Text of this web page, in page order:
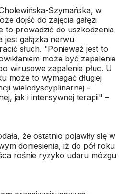
Szymańska, w
dojść do zajęcia gałęzi
to prowadzić do uszkodzenia
jest gałązka nerwu
słuch. "Ponieważ jest to
może być zapalenie
wirusowe zapalenie płuc. U
może to wymagać długiej
wielodyscyplinarnej -
jak i intensywnej terapii" –
że ostatnio pojawiły się w
doniesienia, iż do pół roku
rośnie ryzyko udaru mózgu